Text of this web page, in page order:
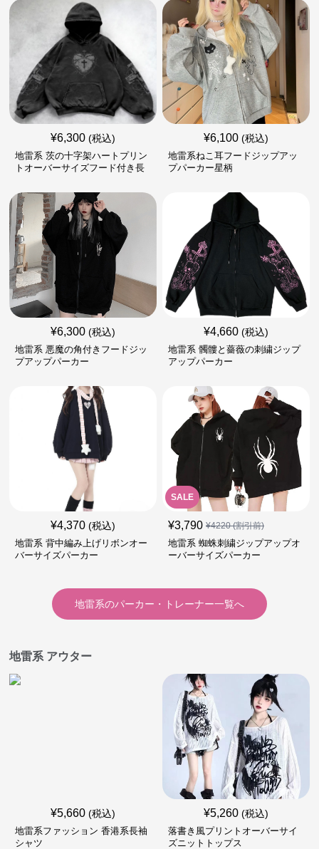
¥6,300 (税込)
地雷系 茨の十字架ハートプリン
トオーバーサイズフード付き長
¥6,100 (税込)
地雷系ねこ耳フードジップアッ
プパーカー星柄
¥6,300 (税込)
地雷系 悪魔の角付きフードジッ
プアップパーカー
¥4,660 (税込)
地雷系 髑髏と薔薇の刺繍ジップ
アップパーカー
¥4,370 (税込)
地雷系 背中編み上げリボンオー
バーサイズパーカー
SALE
¥3,790 ¥4220(割引前)
地雷系 蜘蛛刺繍ジップアップオ
ーバーサイズパーカー
地雷系のパーカー・トレーナー一覧へ
地雷系 アウター
¥5,660 (税込)
地雷系ファッション 香港系長袖
シャツ
¥5,260 (税込)
落書き風プリントオーバーサイ
ズニットトップス